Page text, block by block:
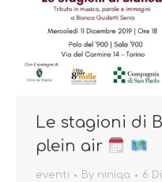
Le stagioni di
plein air
eventi By niniqa 6